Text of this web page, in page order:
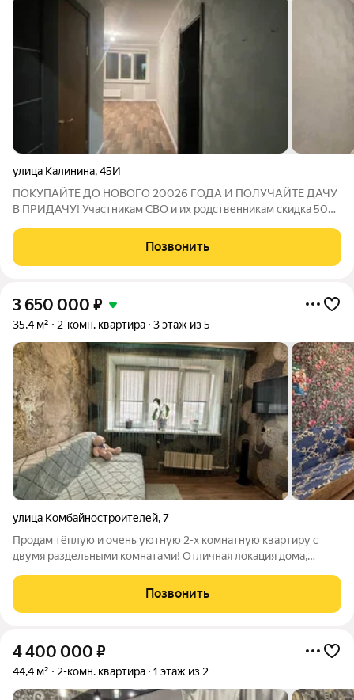
улица Калинина,45И
ПОКУПАЙТЕ ДО НОВОГО 20026 ГОДА И ПОЛУЧАЙТЕ ДАЧУ
В ПРИДАЧУ! Участникам СВО и их родственникам скидка 50%
ЕВРОДВУШКА с новым ремонтом под ключ, удобной
планировкой и удачным расположением в
Позвонить
3 650 000 ₽
35,4 м² 2-комн. квартира 3 этаж из 5
улица Комбайностроителей,7
Продам тёплую и очень уютную 2-х комнатную квартиру с
двумя раздельными комнатами! Отличная локация дома,
Сан. узел в кафеле. Все необходимое рядом: детская площадка,
детский сад и школа,
Позвонить
4 400 000 ₽
44,4 м² 2-комн. квартира 1 этаж из 2